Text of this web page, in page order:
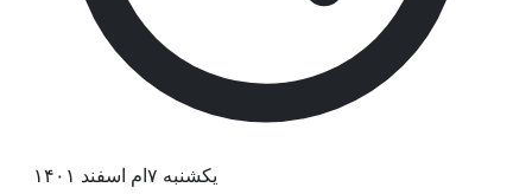
یکشنبه ۷ام اسفند ۱۴۰۱